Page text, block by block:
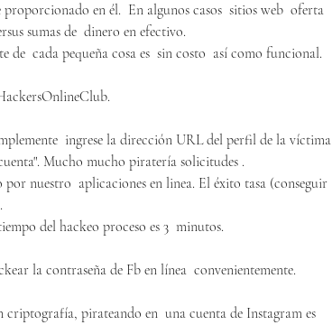
en él.  En algunos casos  sitios web  oferta
sumas de  dinero en efectivo.
de  cada pequeña cosa es  sin costo  así como funcional.
ingrese la dirección URL del perfil de la víctima
Mucho mucho piratería solicitudes .
por nuestro  aplicaciones en linea. El éxito tasa (conseguir
del hackeo proceso es 3  minutos.
la contraseña de Fb en línea  convenientemente.
criptografía, pirateando en  una cuenta de Instagram es